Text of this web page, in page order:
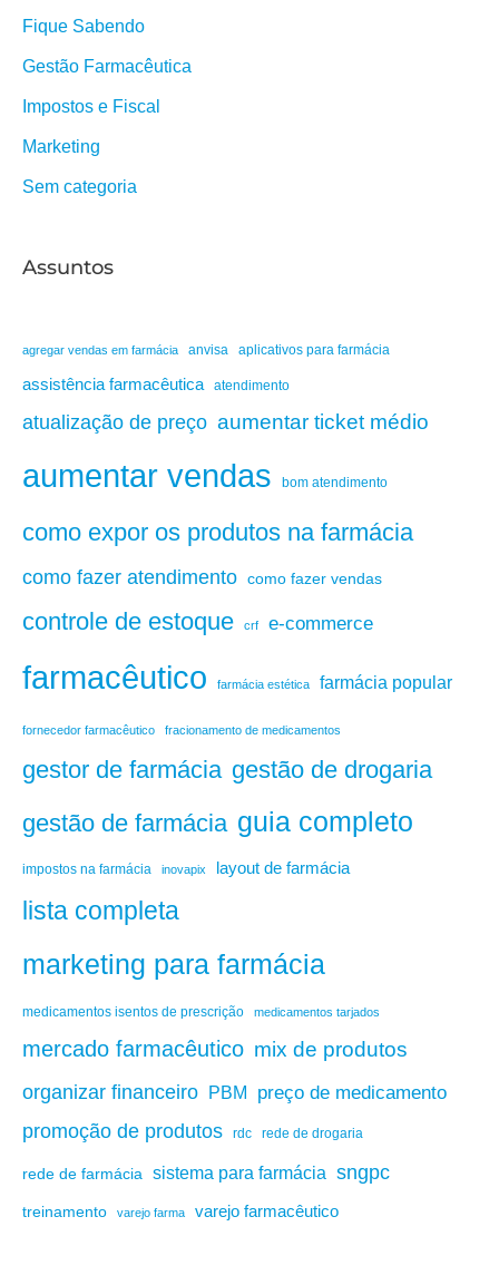
Fique Sabendo
Gestão Farmacêutica
Impostos e Fiscal
Marketing
Sem categoria
Assuntos
agregar vendas em farmácia anvisa aplicativos para farmácia
assistência farmacêutica atendimento
atualização de preço aumentar ticket médio
aumentar vendas bom atendimento
como expor os produtos na farmácia
como fazer atendimento como fazer vendas
controle de estoque crf e-commerce
farmacêutico farmácia estética farmácia popular
fornecedor farmacêutico fracionamento de medicamentos
gestor de farmácia gestão de drogaria
gestão de farmácia guia completo
impostos na farmácia inovapix layout de farmácia
lista completa
marketing para farmácia
medicamentos isentos de prescrição medicamentos tarjados
mercado farmacêutico mix de produtos
organizar financeiro PBM preço de medicamento
promoção de produtos rdc rede de drogaria
rede de farmácia sistema para farmácia sngpc
treinamento varejo farma varejo farmacêutico